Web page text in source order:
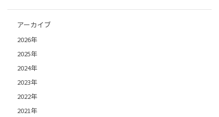
アーカイブ
2026年
2025年
2024年
2023年
2022年
2021年